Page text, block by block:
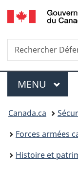
Rechercher
Défense
Menu
MENU
Vous
êtes
ici :
Canada.ca
Forces armées
Histoire et